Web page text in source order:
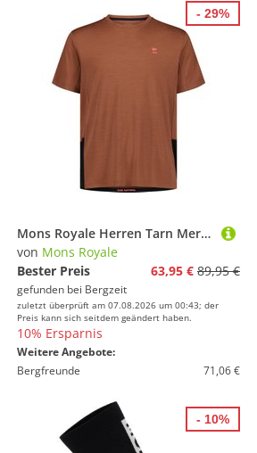
Mons Royale Herren Tarn Merino Shift T-Shirt
von Mons Royale
Bester Preis
63,95 € 89,95 €
gefunden bei Bergzeit
zuletzt überprüft am 07.08.2026 um 00:43; der
Preis kann sich seitdem geändert haben.
10% Ersparnis
Weitere Angebote:
Bergfreunde
71,06 €
- 29%
- 10%